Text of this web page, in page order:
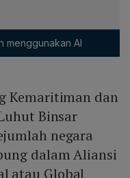
menggunakan AI
Kemaritiman dan
Binsar
negara
dalam Aliansi
atau Global